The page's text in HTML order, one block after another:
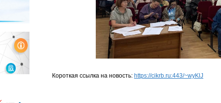
Короткая ссылка на новость: https://cikrb.ru:443/~wyKlJ